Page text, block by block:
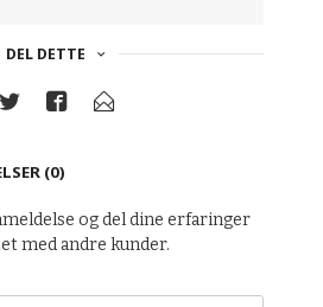
DEL DETTE
(0)
og del dine erfaringer
med andre kunder.